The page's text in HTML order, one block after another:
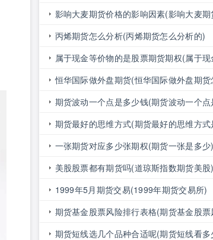
影响大麦期货价格的影响因素(影响大麦
的影响因素有哪些)
丙烯期货怎么分析(丙烯期货怎么分析的)
属于现金等价物的是股票期货期权(属于现
物的是股票期货期权吗)
恒华国际做外盘期货(恒华国际做外盘期货
期货波动一个点是多少钱(期货波动一个
钱明细表)
期货最好的思维方式(期货最好的思维方式
一张期货对应多少张期权(期货一张是多少)
美股股票都有期货吗(道琼斯指数期货美股)
1999年5月期货交易(1999年期货交易所)
期货基金股票风险排行表格(期货基金股
行表格图)
期货短线选几个品种合适呢(期货短线看